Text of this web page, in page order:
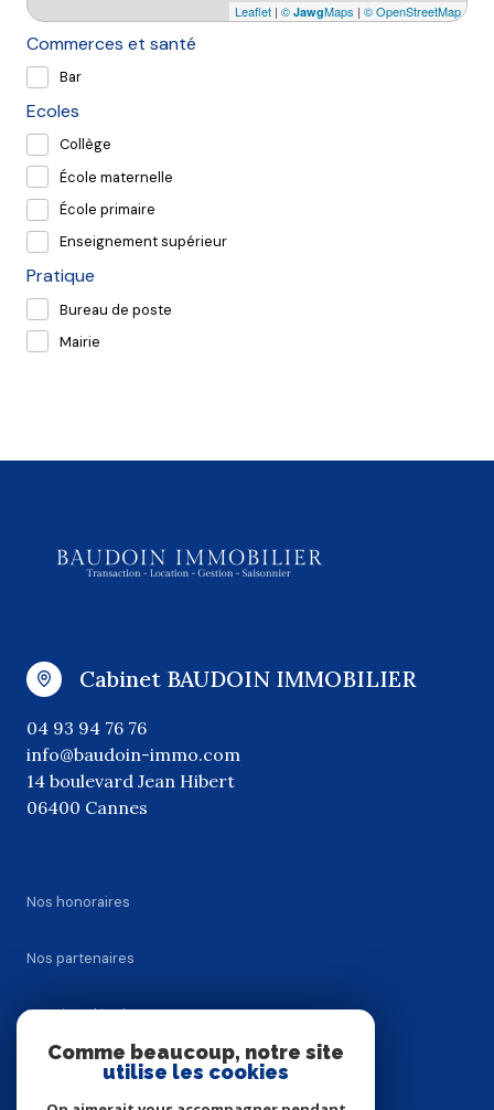
Leaflet | © JawgMaps | © OpenStreetMap
Commerces et santé
Bar
Ecoles
Collège
École maternelle
École primaire
Enseignement supérieur
Pratique
Bureau de poste
Mairie
Cabinet BAUDOIN IMMOBILIER
04 93 94 76 76
info@baudoin-immo.com
14 boulevard Jean Hibert
06400 Cannes
Nos honoraires
Nos partenaires
Mentions légales
Comme beaucoup, notre site
utilise les cookies